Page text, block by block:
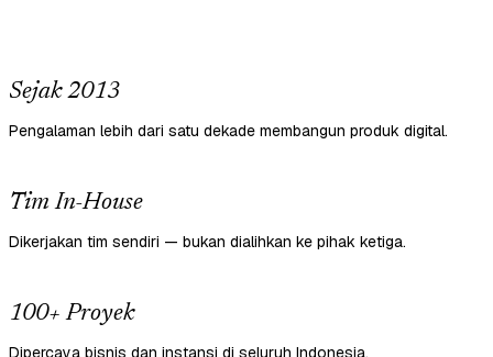
Sejak 2013
Pengalaman lebih dari satu dekade membangun produk digital.
Tim In-House
Dikerjakan tim sendiri — bukan dialihkan ke pihak ketiga.
100+ Proyek